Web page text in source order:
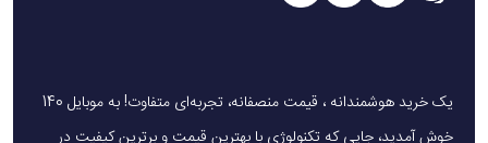
یک خرید هوشمندانه ، قیمت منصفانه، تجربه‌ای متفاوت! به موبایل 140
خوش آمدید، جایی که تکنولوژی با بهترین قیمت و برترین کیفیت در